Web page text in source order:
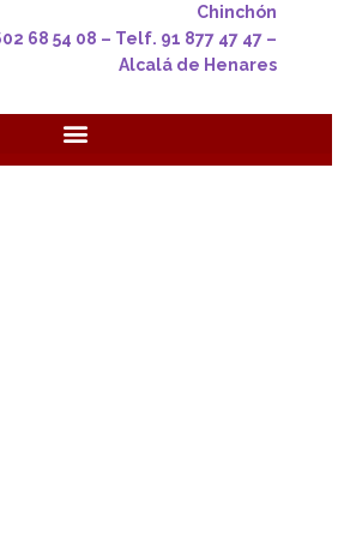
Chinchón
68 54 08 – Telf. 91 877 47 47 –
Alcalá de Henares